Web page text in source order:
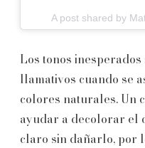
A post shared by
Los tonos
llamativos cuando se
colores naturales. Un
ayudar a decolorar el
claro sin dañarlo, por